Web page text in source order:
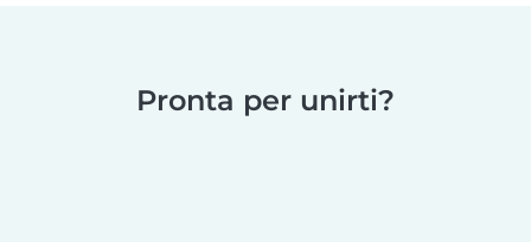
Pronta per unirti?